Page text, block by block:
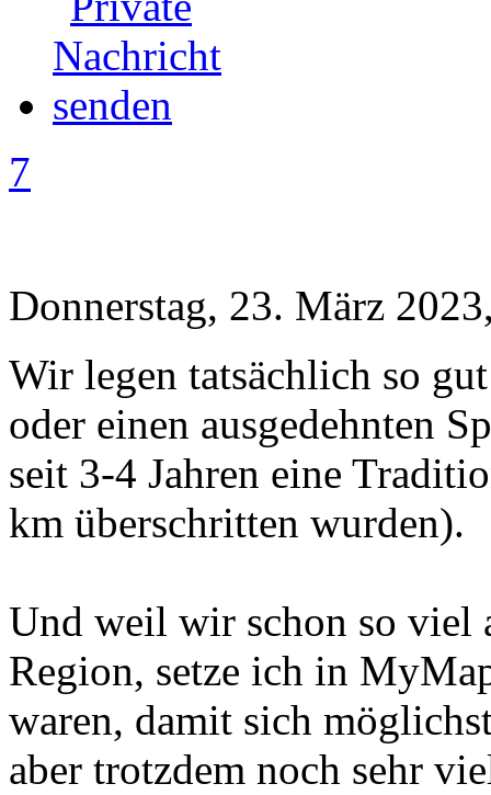
7
Donnerstag, 23. März
Wir legen tatsächlich so
oder einen ausgedehnten
seit 3-4 Jahren eine
km überschritten wurden).
Und weil wir schon so viel
Region, setze ich in
waren, damit sich
aber trotzdem noch sehr